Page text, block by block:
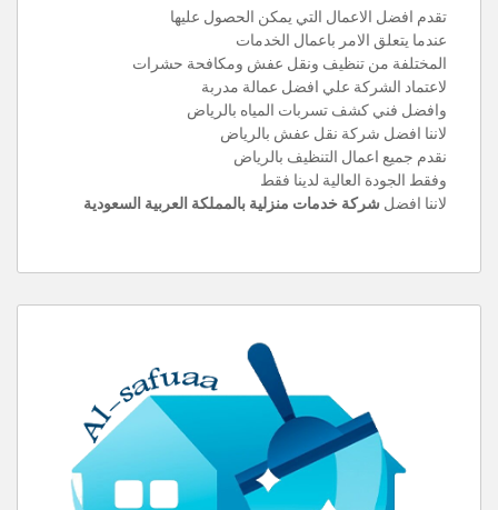
تقدم افضل الاعمال التي يمكن الحصول عليها
عندما يتعلق الامر باعمال الخدمات
المختلفة من تنظيف ونقل عفش ومكافحة حشرات
لاعتماد الشركة علي افضل عمالة مدربة
وافضل فني كشف تسربات المياه بالرياض
لاننا افضل شركة نقل عفش بالرياض
نقدم جميع اعمال التنظيف بالرياض
وفقط الجودة العالية لدينا فقط
لاننا افضل شركة خدمات منزلية بالمملكة العربية السعودية